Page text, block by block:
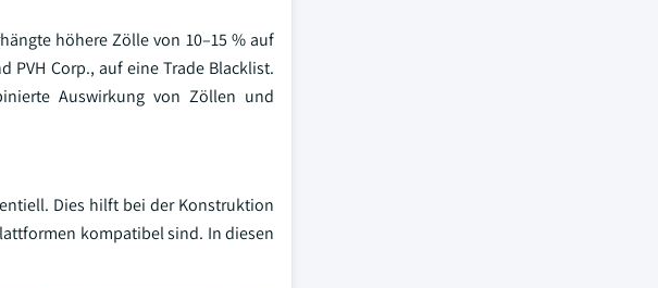
höhere Zölle von 10–15 % auf
Corp., auf eine Trade Blacklist.
Auswirkung von Zöllen und
Dies hilft bei der Konstruktion
kompatibel sind. In diesen